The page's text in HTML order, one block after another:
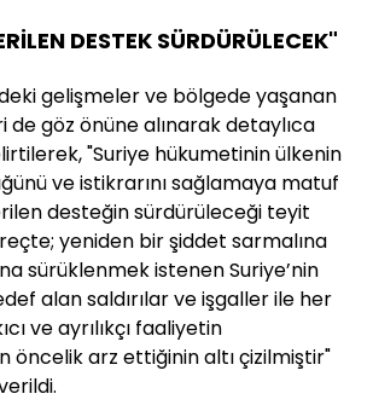
DESTEK SÜRDÜRÜLECEK"
gelişmeler ve bölgede yaşanan
de göz önüne alınarak detaylıca
"Suriye hükumetinin ülkenin
ve istikrarını sağlamaya matuf
desteğin sürdürüleceği teyit
yeniden bir şiddet sarmalına
sürüklenmek istenen Suriye’nin
alan saldırılar ve işgaller ile her
ve ayrılıkçı faaliyetin
öncelik arz ettiğinin altı çizilmiştir"